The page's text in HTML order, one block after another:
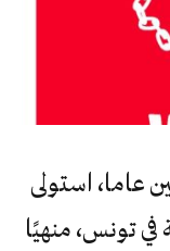
عاما، استولى
تونس، منهيًا